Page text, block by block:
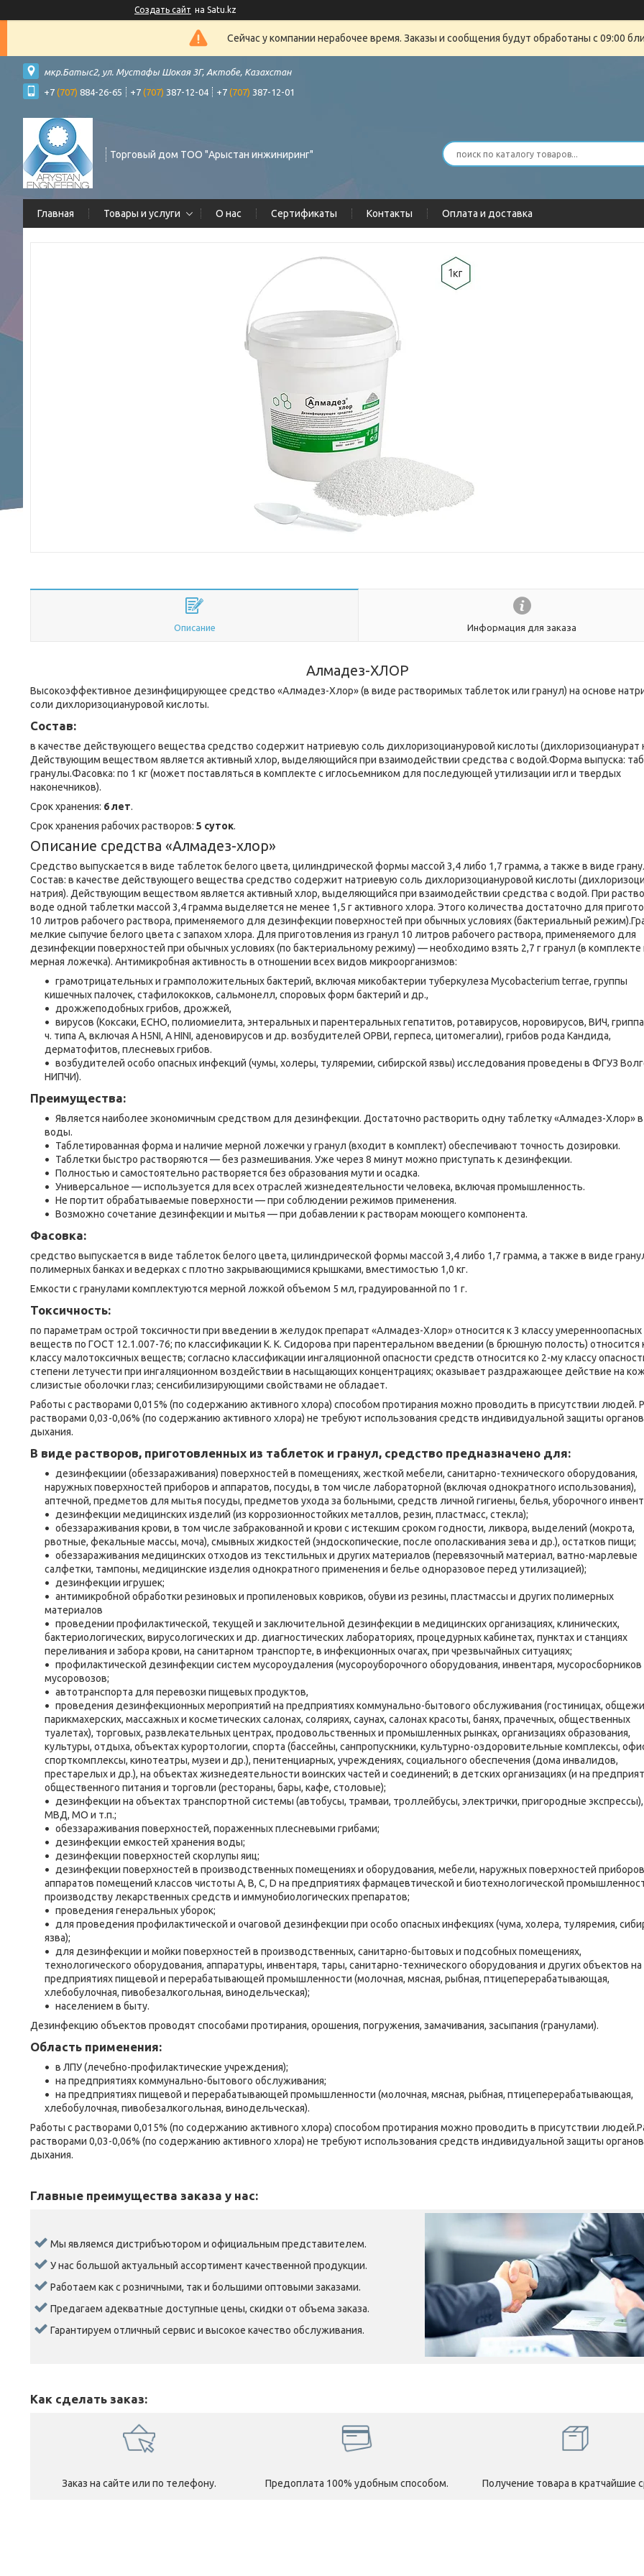
Создать сайт на Satu.kz
Сейчас у компании нерабочее время. Заказы и сообщения будут обработаны с 09:00
мкр.Батыс2, ул. Мустафы Шокая 3Г, Актобе, Казахстан
+7 (707) 884-26-65 +7 (707) 387-12-04 +7 (707) 387-12-01
Торговый дом ТОО "Арыстан инжиниринг"
Главная Товары и услуги О нас Сертификаты Контакты Оплата и доставка
Описание Информация для заказа
Алмадез-ХЛОР
Высокоэффективное дезинфицирующее средство «Алмадез-Хлор» (в виде растворимых таблеток или гранул) на основе
соли дихлоризоциануровой кислоты.
Состав:
в качестве действующего вещества средство содержит натриевую соль дихлоризоциануровой кислоты (дихлоризоцианурат
Действующим веществом является активный хлор, выделяющийся при взаимодействии средства с водой.Форма выпуска:
гранулы.Фасовка: по 1 кг (может поставляться в комплекте с иглосьемником для последующей утилизации игл и твердых
наконечников).
Срок хранения: 6 лет.
Срок хранения рабочих растворов: 5 суток.
Описание средства «Алмадез-хлор»
Средство выпускается в виде таблеток белого цвета, цилиндрической формы массой 3,4 либо 1,7 грамма, а также в виде
Состав: в качестве действующего вещества средство содержит натриевую соль дихлоризоциануровой кислоты
натрия). Действующим веществом является активный хлор, выделяющийся при взаимодействии средства с водой. При
воде одной таблетки массой 3,4 грамма выделяется не менее 1,5 г активного хлора. Этого количества достаточно для
10 литров рабочего раствора, применяемого для дезинфекции поверхностей при обычных условиях (бактериальный
мелкие сыпучие белого цвета с запахом хлора. Для приготовления из гранул 10 литров рабочего раствора, применяемого для
дезинфекции поверхностей при обычных условиях (по бактериальному режиму) — необходимо взять 2,7 г гранул (в комплекте
мерная ложечка). Антимикробная активность в отношении всех видов микроорганизмов:
грамотрицательных и грамположительных бактерий, включая микобактерии туберкулеза Mycobacterium terrae, группы
кишечных палочек, стафилококков, сальмонелл, споровых форм бактерий и др.,
дрожжеподобных грибов, дрожжей,
вирусов (Коксаки, ЕСНО, полиомиелита, энтеральных и парентеральных гепатитов, ротавирусов, норовирусов, ВИЧ,
ч. типа А, включая А H5NI, А HINI, аденовирусов и др. возбудителей ОРВИ, герпеса, цитомегалии), грибов рода Кандида,
дерматофитов, плесневых грибов.
возбудителей особо опасных инфекций (чумы, холеры, туляремии, сибирской язвы) исследования проведены в ФГУЗ
НИПЧИ).
Преимущества:
Является наиболее экономичным средством для дезинфекции. Достаточно растворить одну таблетку «Алмадез-Хлор»
воды.
Таблетированная форма и наличие мерной ложечки у гранул (входит в комплект) обеспечивают точность дозировки.
Таблетки быстро растворяются — без размешивания. Уже через 8 минут можно приступать к дезинфекции.
Полностью и самостоятельно растворяется без образования мути и осадка.
Универсальное — используется для всех отраслей жизнедеятельности человека, включая промышленность.
Не портит обрабатываемые поверхности — при соблюдении режимов применения.
Возможно сочетание дезинфекции и мытья — при добавлении к растворам моющего компонента.
Фасовка:
cредство выпускается в виде таблеток белого цвета, цилиндрической формы массой 3,4 либо 1,7 грамма, а также в виде
полимерных банках и ведерках с плотно закрывающимися крышками, вместимостью 1,0 кг.
Емкости с гранулами комплектуются мерной ложкой объемом 5 мл, градуированной по 1 г.
Токсичность:
по параметрам острой токсичности при введении в желудок препарат «Алмадез-Хлор» относится к 3 классу умеренноопасных
веществ по ГОСТ 12.1.007-76; по классификации К. К. Сидорова при парентеральном введении (в брюшную полость) относится
классу малотоксичных веществ; согласно классификации ингаляционной опасности средств относится ко 2-му классу
степени летучести при ингаляционном воздействии в насыщающих концентрациях; оказывает раздражающее действие на
слизистые оболочки глаз; сенсибилизирующими свойствами не обладает.
Работы с растворами 0,015% (по содержанию активного хлора) способом протирания можно проводить в присутствии людей.
растворами 0,03-0,06% (по содержанию активного хлора) не требуют использования средств индивидуальной защиты органов
дыхания.
В виде растворов, приготовленных из таблеток и гранул, средство предназначено для:
дезинфекциии (обеззараживания) поверхностей в помещениях, жесткой мебели, санитарно-технического оборудования,
наружных поверхностей приборов и аппаратов, посуды, в том числе лабораторной (включая однократного использования),
аптечной, предметов для мытья посуды, предметов ухода за больными, средств личной гигиены, белья, уборочного
дезинфекции медицинских изделий (из коррозионностойких металлов, резин, пластмасс, стекла);
обеззараживания крови, в том числе забракованной и крови с истекшим сроком годности, ликвора, выделений (мокрота,
рвотные, фекальные массы, моча), смывных жидкостей (эндоскопические, после ополаскивания зева и др.), остатков пищи;
обеззараживания медицинских отходов из текстильных и других материалов (перевязочный материал, ватно-марлевые
салфетки, тампоны, медицинские изделия однократного применения и белье одноразовое перед утилизацией);
дезинфекции игрушек;
антимикробной обработки резиновых и пропиленовых ковриков, обуви из резины, пластмассы и других полимерных
материалов
проведении профилактической, текущей и заключительной дезинфекции в медицинских организациях, клинических,
бактериологических, вирусологических и др. диагностических лабораториях, процедурных кабинетах, пунктах и станциях
переливания и забора крови, на санитарном транспорте, в инфекционных очагах, при чрезвычайных ситуациях;
профилактической дезинфекции систем мусороудаления (мусороуборочного оборудования, инвентаря, мусоросборников
мусоровозов;
автотранспорта для перевозки пищевых продуктов,
проведения дезинфекционных мероприятий на предприятиях коммунально-бытового обслуживания (гостиницах,
парикмахерских, массажных и косметических салонах, соляриях, саунах, салонах красоты, банях, прачечных, общественных
туалетах), торговых, развлекательных центрах, продовольственных и промышленных рынках, организациях образования,
культуры, отдыха, объектах курортологии, спорта (бассейны, санпропускники, культурно-оздоровительные комплексы,
спорткомплексы, кинотеатры, музеи и др.), пенитенциарных, учреждениях, социального обеспечения (дома инвалидов,
престарелых и др.), на объектах жизнедеятельности воинских частей и соединений; в детских организациях (и на
общественного питания и торговли (рестораны, бары, кафе, столовые);
дезинфекции на объектах транспортной системы (автобусы, трамваи, троллейбусы, электрички, пригородные
МВД, МО и т.п.;
обеззараживания поверхностей, пораженных плесневыми грибами;
дезинфекции емкостей хранения воды;
дезинфекции поверхностей скорлупы яиц;
дезинфекции поверхностей в производственных помещениях и оборудования, мебели, наружных поверхностей
аппаратов помещений классов чистоты А, В, С, D на предприятиях фармацевтической и биотехнологической
производству лекарственных средств и иммунобиологических препаратов;
проведения генеральных уборок;
для проведения профилактической и очаговой дезинфекции при особо опасных инфекциях (чума, холера, туляремия,
язва);
для дезинфекции и мойки поверхностей в производственных, санитарно-бытовых и подсобных помещениях,
технологического оборудования, аппаратуры, инвентаря, тары, санитарно-технического оборудования и других объектов на
предприятиях пищевой и перерабатывающей промышленности (молочная, мясная, рыбная, птицеперерабатывающая,
хлебобулочная, пивобезалкогольная, винодельческая);
населением в быту.
Дезинфекцию объектов проводят способами протирания, орошения, погружения, замачивания, засыпания (гранулами).
Область применения:
в ЛПУ (лечебно-профилактические учреждения);
на предприятиях коммунально-бытового обслуживания;
на предприятиях пищевой и перерабатывающей промышленности (молочная, мясная, рыбная, птицеперерабатывающая,
хлебобулочная, пивобезалкогольная, винодельческая).
Работы с растворами 0,015% (по содержанию активного хлора) способом протирания можно проводить в присутствии
растворами 0,03-0,06% (по содержанию активного хлора) не требуют использования средств индивидуальной защиты органов
дыхания.
Главные преимущества заказа у нас:
Мы являемся дистрибъютором и официальным представителем.
У нас большой актуальный ассортимент качественной продукции.
Работаем как с розничными, так и большими оптовыми заказами.
Предагаем адекватные доступные цены, скидки от объема заказа.
Гарантируем отличный сервис и высокое качество обслуживания.
Как сделать заказ:
Заказ на сайте или по телефону. Предоплата 100% удобным способом. Получение товара в кратчайшие